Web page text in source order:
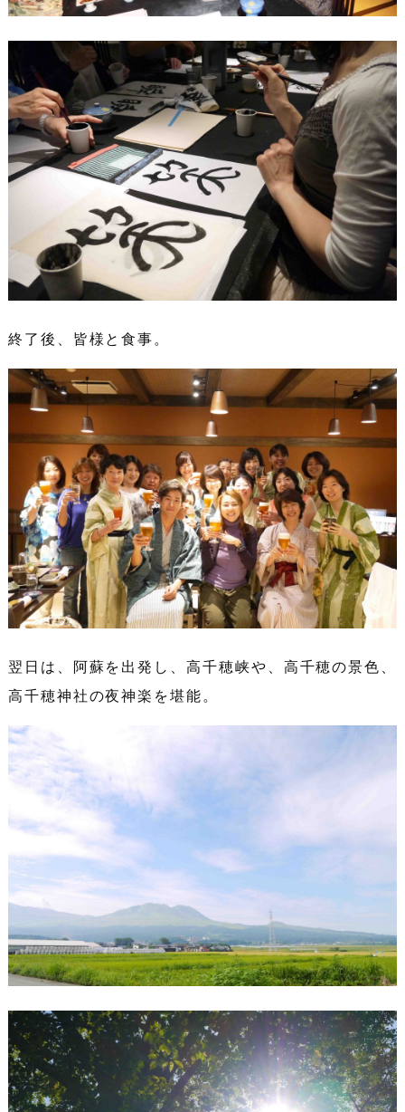
終了後、皆様と食事。
翌日は、阿蘇を出発し、高千穂峡や、高千穂の景色、
高千穂神社の夜神楽を堪能。